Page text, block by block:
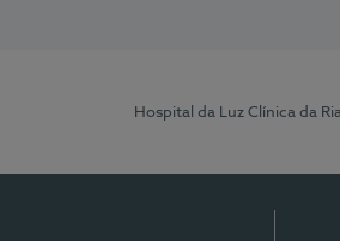
Hospital da Luz Clínica da